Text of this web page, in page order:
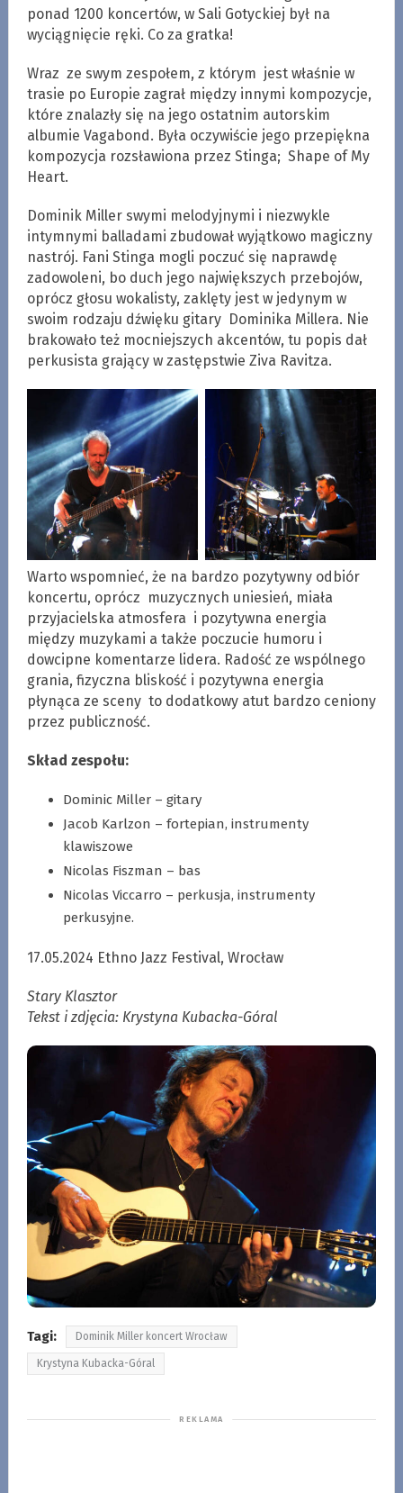
ponad 1200 koncertów, w Sali Gotyckiej był na
wyciągnięcie ręki. Co za gratka!
Wraz ze swym zespołem, z którym jest właśnie w
trasie po Europie zagrał między innymi kompozycje,
które znalazły się na jego ostatnim autorskim
albumie Vagabond. Była oczywiście jego przepiękna
kompozycja rozsławiona przez Stinga; Shape of My
Heart.
Dominik Miller swymi melodyjnymi i niezwykle
intymnymi balladami zbudował wyjątkowo magiczny
nastrój. Fani Stinga mogli poczuć się naprawdę
zadowoleni, bo duch jego największych przebojów,
oprócz głosu wokalisty, zaklęty jest w jedynym w
swoim rodzaju dźwięku gitary Dominika Millera. Nie
brakowało też mocniejszych akcentów, tu popis dał
perkusista grający w zastępstwie Ziva Ravitza.
Warto wspomnieć, że na bardzo pozytywny odbiór
koncertu, oprócz muzycznych uniesień, miała
przyjacielska atmosfera i pozytywna energia
między muzykami a także poczucie humoru i
dowcipne komentarze lidera. Radość ze wspólnego
grania, fizyczna bliskość i pozytywna energia
płynąca ze sceny to dodatkowy atut bardzo ceniony
przez publiczność.
Skład zespołu:
Dominic Miller – gitary
Jacob Karlzon – fortepian, instrumenty
klawiszowe
Nicolas Fiszman – bas
Nicolas Viccarro – perkusja, instrumenty
perkusyjne.
17.05.2024 Ethno Jazz Festival, Wrocław
Stary Klasztor
Tekst i zdjęcia: Krystyna Kubacka-Góral
Tagi: Dominik Miller koncert Wrocław
Krystyna Kubacka-Góral